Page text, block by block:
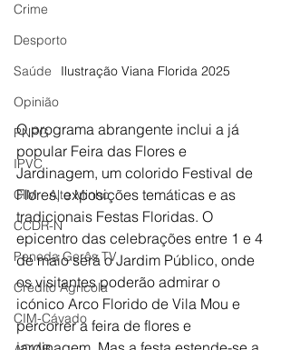
Crime
Desporto
Saúde
Opinião
PNPG
IPVC
CIM - Alto Minho
CCDR-N
Peneda Gerês TV
Crédito Agrícola
CIM-Cávado
Ilustração Viana Florida 2025
O programa abrangente inclui a já
popular Feira das Flores e
Jardinagem, um colorido Festival de
Flores, exposições temáticas e as
tradicionais Festas Floridas. O
epicentro das celebrações entre 1 e 4
de maio será o Jardim Público, onde
os visitantes poderão admirar o
icónico Arco Florido de Vila Mou e
percorrer a feira de flores e